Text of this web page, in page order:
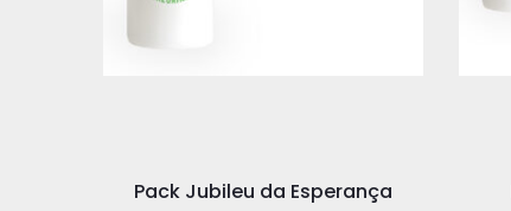
Pack Jubileu da Esperança